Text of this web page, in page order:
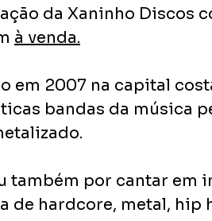
da Xaninho Discos
à venda.
em 2007 na capital
bandas da música
também por cantar em
de hardcore, metal, hip